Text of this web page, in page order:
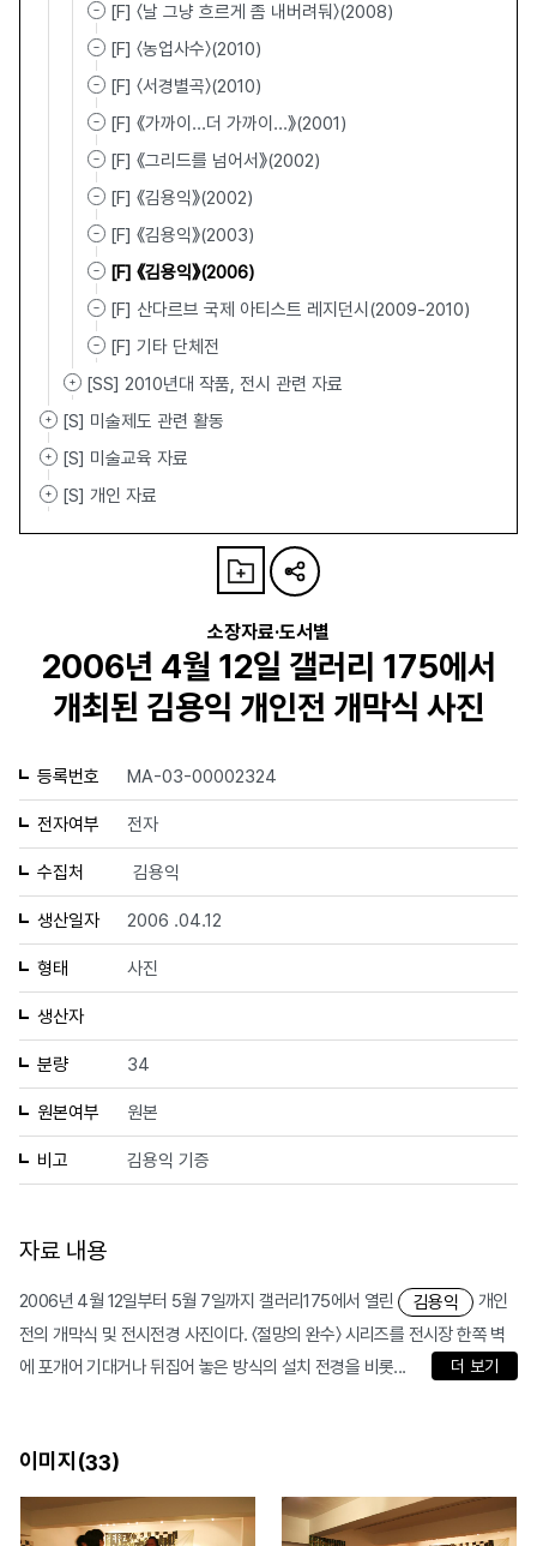
[F] 〈날 그냥 흐르게 좀 내버려둬〉(2008)
[F] 〈농업사수〉(2010)
[F] 〈서경별곡〉(2010)
[F] 《가까이...더 가까이...》(2001)
[F] 《그리드를 넘어서》(2002)
[F] 《김용익》(2002)
[F] 《김용익》(2003)
[F] 《김용익》(2006)
[F] 산다르브 국제 아티스트 레지던시(2009-2010)
[F] 기타 단체전
[SS] 2010년대 작품, 전시 관련 자료
[S] 미술제도 관련 활동
[S] 미술교육 자료
[S] 개인 자료
소장자료·도서별
2006년 4월 12일 갤러리 175에서
개최된 김용익 개인전 개막식 사진
등록번호 MA-03-00002324
전자여부 전자
수집처 김용익
생산일자 2006 .04.12
형태 사진
생산자
분량 34
원본여부 원본
비고 김용익 기증
자료 내용
2006년 4월 12일부터 5월 7일까지 갤러리175에서 열린 김용익
개인
전의 개막식 및 전시전경 사진이다. 〈절망의 완수〉 시리즈를 전시장 한쪽 벽
에 포개어 기대거나 뒤집어 놓은 방식의 설치 전경을 비롯...
더 보기
이미지(33)